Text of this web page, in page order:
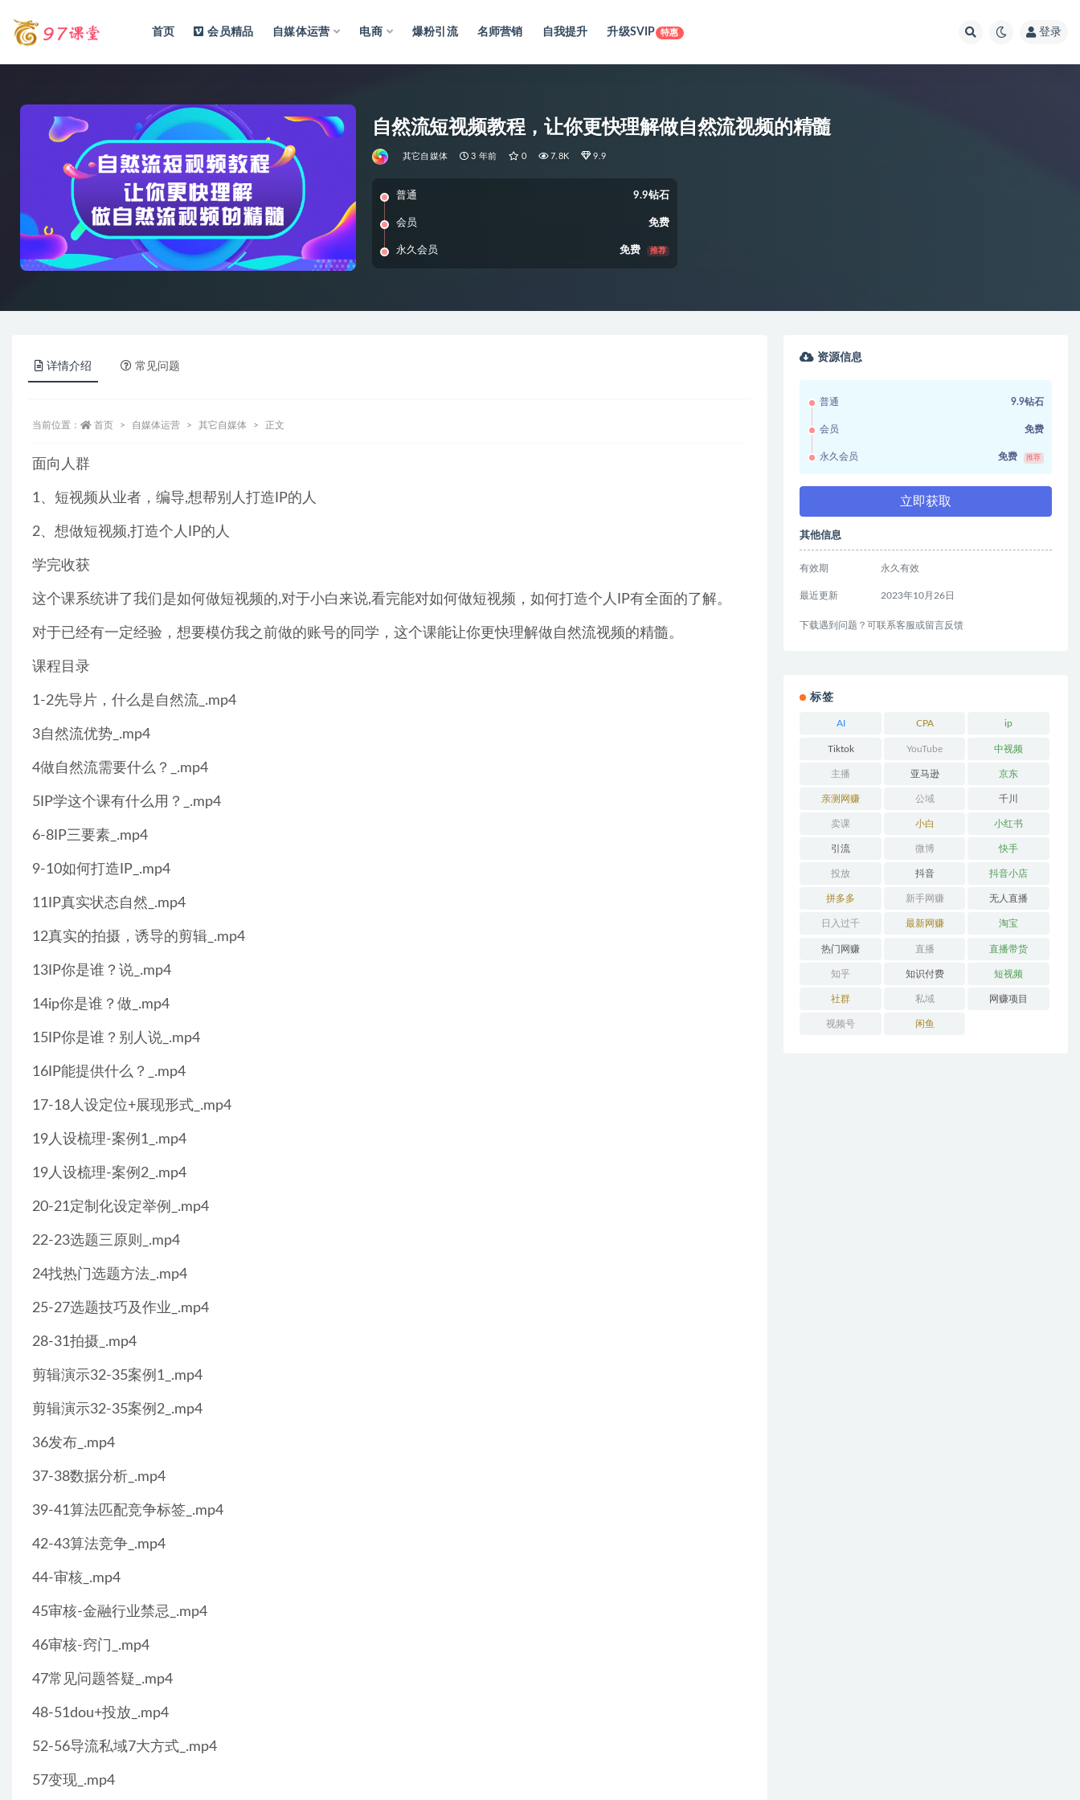
首页 会员精品 自媒体运营 电商 爆粉引流 名师营销 自我提升 升级SVIP 特惠 登录
自然流短视频教程，让你更快理解做自然流视频的精髓
其它自媒体 3 年前 0 7.8K 9.9
普通 9.9钻石
会员 免费
永久会员 免费 推荐
详情介绍 常见问题
当前位置： 首页 自媒体运营 其它自媒体 正文
面向人群
1、短视频从业者，编导,想帮别人打造IP的人
2、想做短视频,打造个人IP的人
学完收获
这个课系统讲了我们是如何做短视频的,对于小白来说,看完能对如何做短视频，如何打造个人IP有全面的了解。
对于已经有一定经验，想要模仿我之前做的账号的同学，这个课能让你更快理解做自然流视频的精髓。
课程目录
1-2先导片，什么是自然流_.mp4
3自然流优势_.mp4
4做自然流需要什么？_.mp4
5IP学这个课有什么用？_.mp4
6-8IP三要素_.mp4
9-10如何打造IP_.mp4
11IP真实状态自然_.mp4
12真实的拍摄，诱导的剪辑_.mp4
13IP你是谁？说_.mp4
14ip你是谁？做_.mp4
15IP你是谁？别人说_.mp4
16IP能提供什么？_.mp4
17-18人设定位+展现形式_.mp4
19人设梳理-案例1_.mp4
19人设梳理-案例2_.mp4
20-21定制化设定举例_.mp4
22-23选题三原则_.mp4
24找热门选题方法_.mp4
25-27选题技巧及作业_.mp4
28-31拍摄_.mp4
剪辑演示32-35案例1_.mp4
剪辑演示32-35案例2_.mp4
36发布_.mp4
37-38数据分析_.mp4
39-41算法匹配竞争标签_.mp4
42-43算法竞争_.mp4
44-审核_.mp4
45审核-金融行业禁忌_.mp4
46审核-窍门_.mp4
47常见问题答疑_.mp4
48-51dou+投放_.mp4
52-56导流私域7大方式_.mp4
57变现_.mp4
资源信息
普通 9.9钻石
会员 免费
永久会员 免费 推荐
立即获取
其他信息
有效期 永久有效
最近更新 2023年10月26日
下载遇到问题？可联系客服或留言反馈
标签
AI CPA ip
Tiktok YouTube 中视频
主播 亚马逊 京东
亲测网赚 公域 千川
卖课 小白 小红书
引流 微博 快手
投放 抖音 抖音小店
拼多多 新手网赚 无人直播
日入过千 最新网赚 淘宝
热门网赚 直播 直播带货
知乎 知识付费 短视频
社群 私域 网赚项目
视频号 闲鱼